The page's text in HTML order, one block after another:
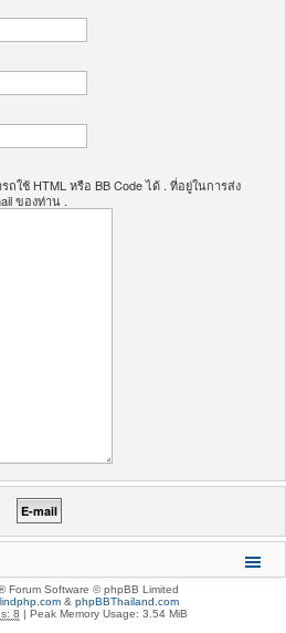
ใช้ HTML หรือ BB Code ได้ . ที่อยู่ในการส่ง
ของท่าน .
Forum Software © phpBB Limited
& phpBBThailand.com
8 | Peak Memory Usage: 3.54 MiB